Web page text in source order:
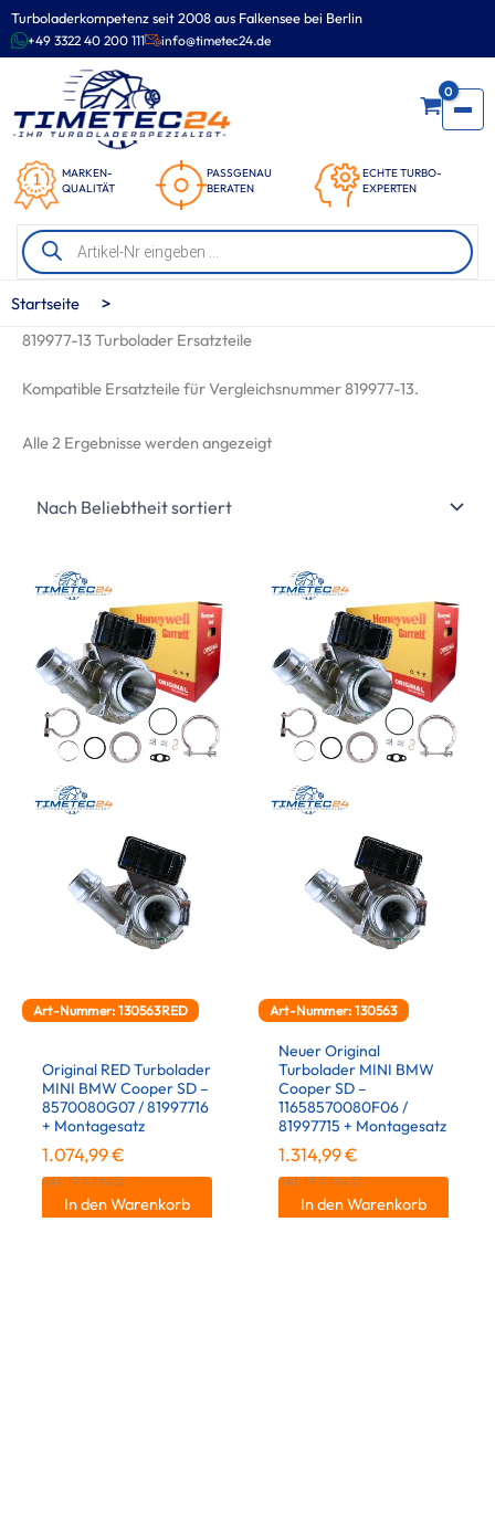
Turboladerkompetenz seit 2008 aus Falkensee bei Berlin
+49 3322 40 200 111 info@timetec24.de
MARKEN-
QUALITÄT
PASSGENAU
BERATEN
ECHTE TURBO-
EXPERTEN
0
Products
search
Zum
Inhalt
springen
Startseite >
819977-13 Turbolader Ersatzteile
Kompatible Ersatzteile für Vergleichsnummer 819977-13.
Alle 2 Ergebnisse werden angezeigtNach
Art-Nummer: 130563RED
Original RED Turbolader
MINI BMW Cooper SD –
8570080G07 / 81997716
+ Montagesatz
1.074,99€
inkl. 19 % MwSt.
In den Warenkorb
Art-Nummer: 130563
Neuer Original
Turbolader MINI BMW
Cooper SD –
11658570080F06 /
81997715 + Montagesatz
1.314,99€
inkl. 19 % MwSt.
In den Warenkorb